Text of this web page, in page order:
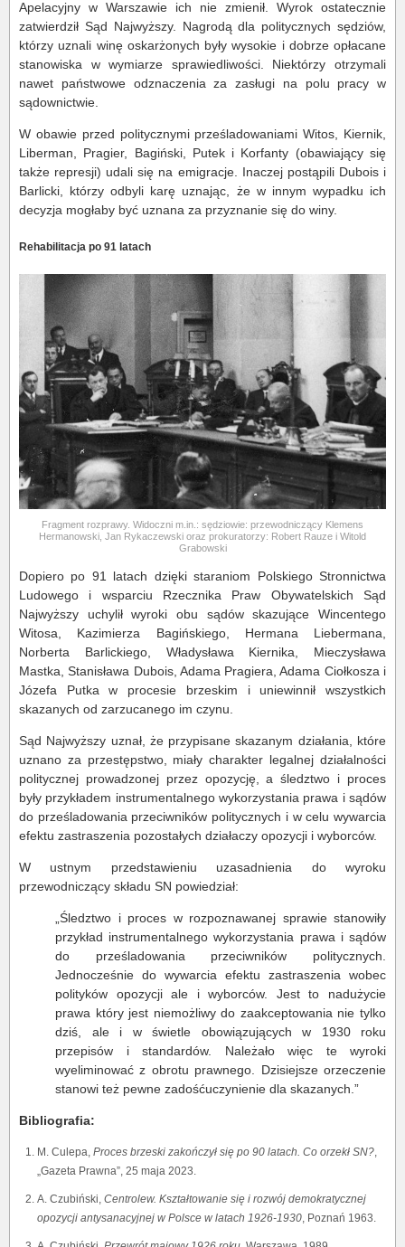
Apelacyjny w Warszawie ich nie zmienił. Wyrok ostatecznie
zatwierdził Sąd Najwyższy. Nagrodą dla politycznych sędziów,
którzy uznali winę oskarżonych były wysokie i dobrze opłacane
stanowiska w wymiarze sprawiedliwości. Niektórzy otrzymali
nawet państwowe odznaczenia za zasługi na polu pracy w
sądownictwie.
W obawie przed politycznymi prześladowaniami Witos, Kiernik,
Liberman, Pragier, Bagiński, Putek i Korfanty (obawiający się
także represji) udali się na emigracje. Inaczej postąpili Dubois i
Barlicki, którzy odbyli karę uznając, że w innym wypadku ich
decyzja mogłaby być uznana za przyznanie się do winy.
Rehabilitacja po 91 latach
Fragment rozprawy. Widoczni m.in.: sędziowie: przewodniczący Klemens
Hermanowski, Jan Rykaczewski oraz prokuratorzy: Robert Rauze i Witold
Grabowski
Dopiero po 91 latach dzięki staraniom Polskiego Stronnictwa
Ludowego i wsparciu Rzecznika Praw Obywatelskich Sąd
Najwyższy uchylił wyroki obu sądów skazujące Wincentego
Witosa, Kazimierza Bagińskiego, Hermana Liebermana,
Norberta Barlickiego, Władysława Kiernika, Mieczysława
Mastka, Stanisława Dubois, Adama Pragiera, Adama Ciołkosza i
Józefa Putka w procesie brzeskim i uniewinnił wszystkich
skazanych od zarzucanego im czynu.
Sąd Najwyższy uznał, że przypisane skazanym działania, które
uznano za przestępstwo, miały charakter legalnej działalności
politycznej prowadzonej przez opozycję, a śledztwo i proces
były przykładem instrumentalnego wykorzystania prawa i sądów
do prześladowania przeciwników politycznych i w celu wywarcia
efektu zastraszenia pozostałych działaczy opozycji i wyborców.
W ustnym przedstawieniu uzasadnienia do wyroku
przewodniczący składu SN powiedział:
„Śledztwo i proces w rozpoznawanej sprawie stanowiły
przykład instrumentalnego wykorzystania prawa i sądów
do prześladowania przeciwników politycznych.
Jednocześnie do wywarcia efektu zastraszenia wobec
polityków opozycji ale i wyborców. Jest to nadużycie
prawa który jest niemożliwy do zaakceptowania nie tylko
dziś, ale i w świetle obowiązujących w 1930 roku
przepisów i standardów. Należało więc te wyroki
wyeliminować z obrotu prawnego. Dzisiejsze orzeczenie
stanowi też pewne zadośćuczynienie dla skazanych.”
Bibliografia:
M. Culepa, Proces brzeski zakończył się po 90 latach. Co orzekł SN?,
„Gazeta Prawna”, 25 maja 2023.
A. Czubiński, Centrolew. Kształtowanie się i rozwój demokratycznej
opozycji antysanacyjnej w Polsce w latach 1926-1930, Poznań 1963.